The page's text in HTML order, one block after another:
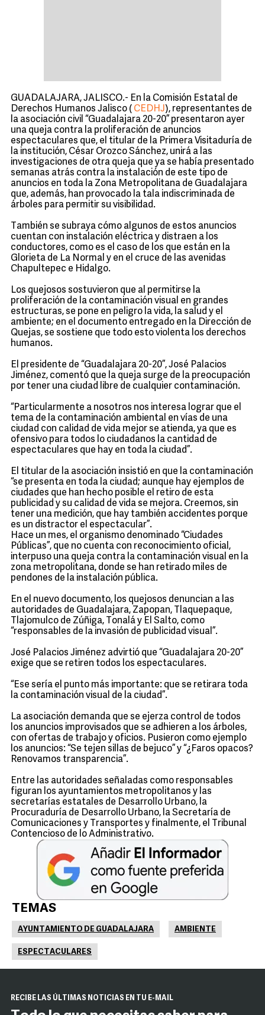
GUADALAJARA, JALISCO.- En la Comisión Estatal de
Derechos Humanos Jalisco ( CEDHJ), representantes de
la asociación civil “Guadalajara 20-20” presentaron ayer
una queja contra la proliferación de anuncios
espectaculares que, el titular de la Primera Visitaduría de
la institución, César Orozco Sánchez, unirá a las
investigaciones de otra queja que ya se había presentado
semanas atrás contra la instalación de este tipo de
anuncios en toda la Zona Metropolitana de Guadalajara
que, además, han provocado la tala indiscriminada de
árboles para permitir su visibilidad.
También se subraya cómo algunos de estos anuncios
cuentan con instalación eléctrica y distraen a los
conductores, como es el caso de los que están en la
Glorieta de La Normal y en el cruce de las avenidas
Chapultepec e Hidalgo.
Los quejosos sostuvieron que al permitirse la
proliferación de la contaminación visual en grandes
estructuras, se pone en peligro la vida, la salud y el
ambiente; en el documento entregado en la Dirección de
Quejas, se sostiene que todo esto violenta los derechos
humanos.
El presidente de “Guadalajara 20-20”, José Palacios
Jiménez, comentó que la queja surge de la preocupación
por tener una ciudad libre de cualquier contaminación.
“Particularmente a nosotros nos interesa lograr que el
tema de la contaminación ambiental en vías de una
ciudad con calidad de vida mejor se atienda, ya que es
ofensivo para todos lo ciudadanos la cantidad de
espectaculares que hay en toda la ciudad”.
El titular de la asociación insistió en que la contaminación
“se presenta en toda la ciudad; aunque hay ejemplos de
ciudades que han hecho posible el retiro de esta
publicidad y su calidad de vida se mejora. Creemos, sin
tener una medición, que hay también accidentes porque
es un distractor el espectacular”.
Hace un mes, el organismo denominado “Ciudades
Públicas”, que no cuenta con reconocimiento oficial,
interpuso una queja contra la contaminación visual en la
zona metropolitana, donde se han retirado miles de
pendones de la instalación pública.
En el nuevo documento, los quejosos denuncian a las
autoridades de Guadalajara, Zapopan, Tlaquepaque,
Tlajomulco de Zúñiga, Tonalá y El Salto, como
“responsables de la invasión de publicidad visual”.
José Palacios Jiménez advirtió que “Guadalajara 20-20”
exige que se retiren todos los espectaculares.
“Ese sería el punto más importante: que se retirara toda
la contaminación visual de la ciudad”.
La asociación demanda que se ejerza control de todos
los anuncios improvisados que se adhieren a los árboles,
con ofertas de trabajo y oficios. Pusieron como ejemplo
los anuncios: “Se tejen sillas de bejuco” y “¿Faros opacos?
Renovamos transparencia”.
Entre las autoridades señaladas como responsables
figuran los ayuntamientos metropolitanos y las
secretarías estatales de Desarrollo Urbano, la
Procuraduría de Desarrollo Urbano, la Secretaría de
Comunicaciones y Transportes y finalmente, el Tribunal
Contencioso de lo Administrativo.
TEMAS
AYUNTAMIENTO DE GUADALAJARA AMBIENTE
ESPECTACULARES
RECIBE LAS ÚLTIMAS NOTICIAS EN TU E-MAIL